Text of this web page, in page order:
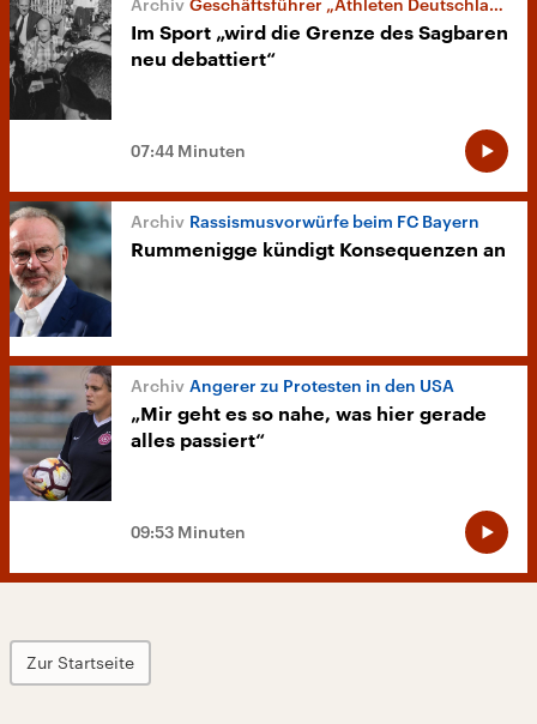
Geschäftsführer „Athleten Deutschland“
Im Sport „wird die Grenze des Sagbaren
neu debattiert“
07:44 Minuten
Rassismusvorwürfe beim FC Bayern
Rummenigge kündigt Konsequenzen an
Angerer zu Protesten in den USA
„Mir geht es so nahe, was hier gerade
alles passiert“
09:53 Minuten
Zur Startseite